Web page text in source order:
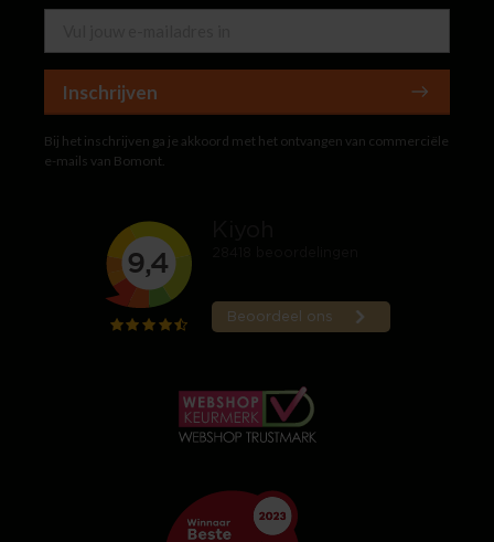
Inschrijven
Bij het inschrijven ga je akkoord met het ontvangen van commerciële
e-mails van Bomont.